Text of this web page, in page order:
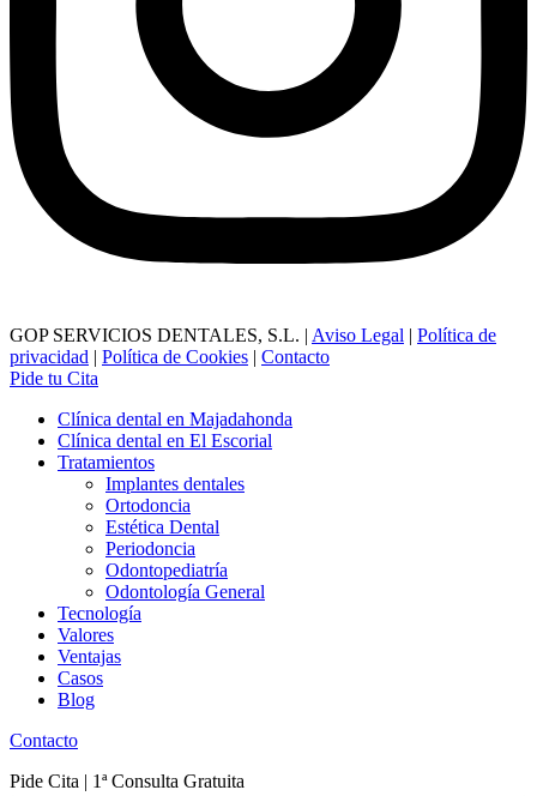
GOP SERVICIOS DENTALES, S.L. | Aviso Legal | Política de
privacidad | Política de Cookies | Contacto
Pide tu Cita
Clínica dental en Majadahonda
Clínica dental en El Escorial
Tratamientos
Implantes dentales
Ortodoncia
Estética Dental
Periodoncia
Odontopediatría
Odontología General
Tecnología
Valores
Ventajas
Casos
Blog
Contacto
Pide Cita | 1ª Consulta Gratuita